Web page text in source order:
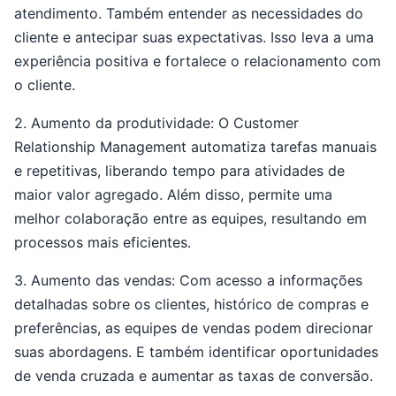
atendimento. Também entender as necessidades do
cliente e antecipar suas expectativas. Isso leva a uma
experiência positiva e fortalece o relacionamento com
o cliente.
2. Aumento da produtividade: O Customer
Relationship Management automatiza tarefas manuais
e repetitivas, liberando tempo para atividades de
maior valor agregado. Além disso, permite uma
melhor colaboração entre as equipes, resultando em
processos mais eficientes.
3. Aumento das vendas: Com acesso a informações
detalhadas sobre os clientes, histórico de compras e
preferências, as equipes de vendas podem direcionar
suas abordagens. E também identificar oportunidades
de venda cruzada e aumentar as taxas de conversão.